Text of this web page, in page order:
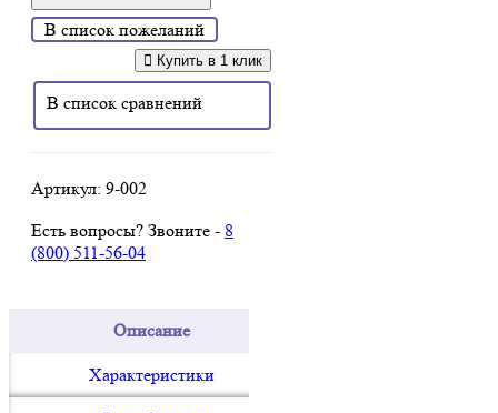
В список пожеланий
Купить в 1 клик
В список сравнений
Артикул: 9-002
Есть вопросы? Звоните - 8
(800) 511-56-04
Описание
Характеристики